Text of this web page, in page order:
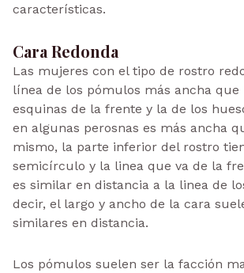
características.
Cara Redonda
Las mujeres con el tipo de rostro
línea de los pómulos más ancha que
esquinas de la frente y la de los
en algunas perosnas es más ancha
mismo, la parte inferior del rostro
semicírculo y la linea que va de la
es similar en distancia a la linea de
decir, el largo y ancho de la cara
similares en distancia.
Los pómulos suelen ser la facción